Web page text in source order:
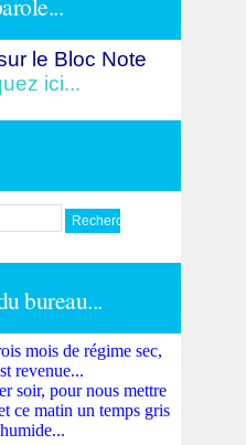
le Bloc Note
ici...
bureau...
mois de régime sec,
revenue...
soir, pour nous mettre
ce matin un temps gris